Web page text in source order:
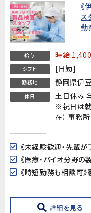
《
ス
勤
給与 時給
シフト [日勤]
勤務地 静岡県伊
休日
土日休み
※祝日は就
在） 事務
詳細を見る